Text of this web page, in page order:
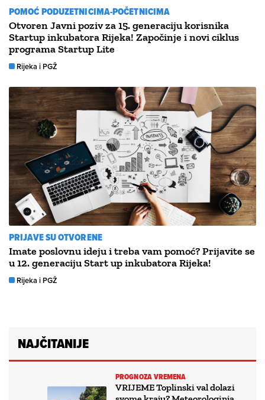
POMOĆ PODUZETNICIMA-POČETNICIMA
Otvoren Javni poziv za 15. generaciju korisnika
Startup inkubatora Rijeka! Započinje i novi ciklus
programa Startup Lite
Rijeka i PGŽ
PRIJAVE SU OTVORENE
Imate poslovnu ideju i treba vam pomoć? Prijavite se
u 12. generaciju Start up inkubatora Rijeka!
Rijeka i PGŽ
NAJČITANIJE
PROGNOZA VREMENA
VRIJEME Toplinski val dolazi